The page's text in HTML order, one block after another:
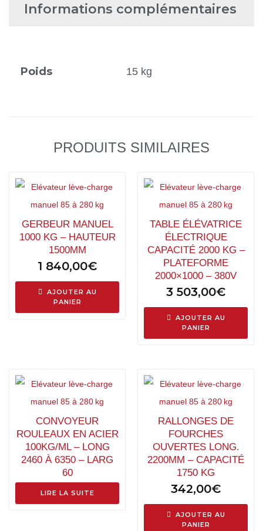
Informations complémentaires
Poids 15 kg
PRODUITS SIMILAIRES
GERBEUR MANUEL
1000 KG – HAUTEUR
1500MM
1 840,00€
AJOUTER AU
PANIER
TABLE ÉLÉVATRICE
ÉLECTRIQUE
CAPACITÉ 2000 KG –
PLATEFORME
2000×1000 – 380V
3 503,00€
AJOUTER AU
PANIER
CONVOYEUR
ROULEAUX EN ACIER
100KG/ML – LONG
2460 À 6350 – LARG
60
LIRE LA SUITE
RALLONGES DE
FOURCHES
OUVERTES LONG.
2200MM – CAPACITÉ
1750 KG
342,00€
AJOUTER AU
PANIER